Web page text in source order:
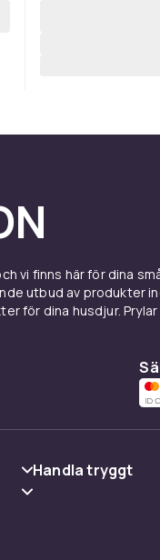
vi finns här för dina
utbud av produkter
för dina husdjur.
Handla tryggt